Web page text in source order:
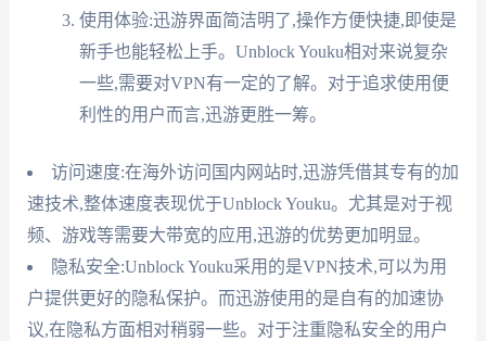
使用体验:迅游界面简洁明了,操作方便快捷,即使是
新手也能轻松上手。Unblock Youku相对来说复杂
一些,需要对VPN有一定的了解。对于追求使用便
利性的用户而言,迅游更胜一筹。
访问速度:在海外访问国内网站时,迅游凭借其专有的加
速技术,整体速度表现优于Unblock Youku。尤其是对于视
频、游戏等需要大带宽的应用,迅游的优势更加明显。
隐私安全:Unblock Youku采用的是VPN技术,可以为用
户提供更好的隐私保护。而迅游使用的是自有的加速协
议,在隐私方面相对稍弱一些。对于注重隐私安全的用户